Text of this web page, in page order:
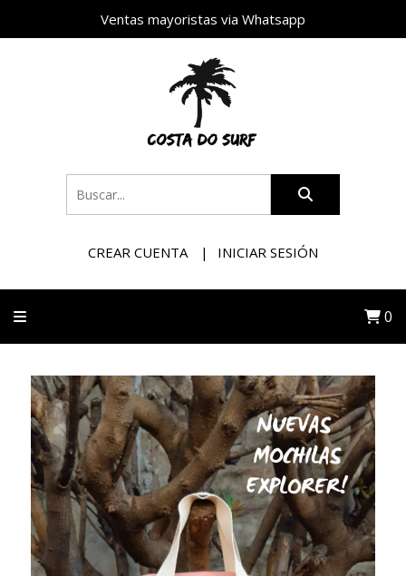
Ventas mayoristas via Whatsapp
CREAR CUENTA INICIAR SESIÓN
0